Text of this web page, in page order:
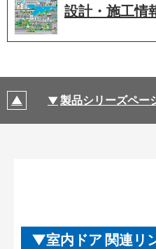
設計・施工情
製品シリーズペー
室内ドア 関連リ